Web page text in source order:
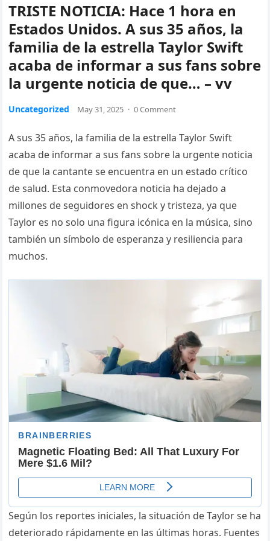
TRISTE NOTICIA: Hace 1 hora en
Estados Unidos. A sus 35 años, la
familia de la estrella Taylor Swift
acaba de informar a sus fans sobre
la urgente noticia de que… – vv
Uncategorized May 31, 2025 · 0 Comment
A sus 35 años, la familia de la estrella Taylor Swift
acaba de informar a sus fans sobre la urgente noticia
de que la cantante se encuentra en un estado crítico
de salud. Esta conmovedora noticia ha dejado a
millones de seguidores en shock y tristeza, ya que
Taylor es no solo una figura icónica en la música, sino
también un símbolo de esperanza y resiliencia para
muchos.
Según los reportes iniciales, la situación de Taylor se ha
deteriorado rápidamente en las últimas horas. Fuentes